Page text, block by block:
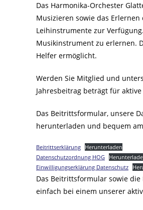
Das Harmonika-Orchester
Musizieren sowie das
Leihinstrumente zur
Musikinstrument zu erlernen.
Helfer ermöglicht.
Werden Sie Mitglied und
Jahresbeitrag beträgt für
Das Beitrittsformular, unsere
herunterladen und bequem
Beitrittserklärung Herunterladen
Datenschutzordnung HOG
Einwilligungserklärung Datenschutz
Das Beitrittsformular sowie
einfach bei einem unserer